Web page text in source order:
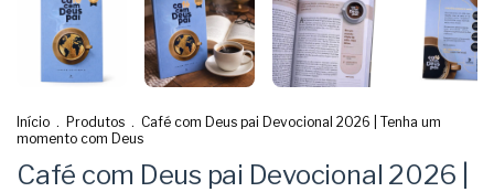
Início . Produtos . Café com Deus pai Devocional 2026 | Tenha um
momento com Deus
Café com Deus pai Devocional 2026 |